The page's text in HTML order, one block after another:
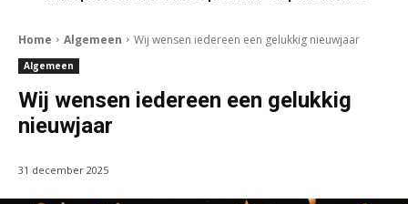
Home Algemeen Wij wensen iedereen een gelukkig nieuwjaar
Algemeen
Wij wensen iedereen een gelukkig
nieuwjaar
31 december 2025